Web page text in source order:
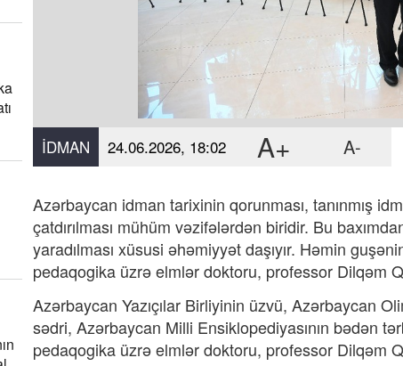
İDMAN 24.06.2026, 18:02 A+ A-
Azərbaycan idman tarixinin qorunması, tanınmış
çatdırılması mühüm vəzifələrdən biridir. Bu
yaradılması xüsusi əhəmiyyət daşıyır. Həmin
pedaqogika üzrə elmlər doktoru, professor Dilqəm
Azərbaycan Yazıçılar Birliyinin üzvü, Azərbaycan
sədri, Azərbaycan Milli Ensiklopediyasının bədən
pedaqogika üzrə elmlər doktoru, professor Dilqəm